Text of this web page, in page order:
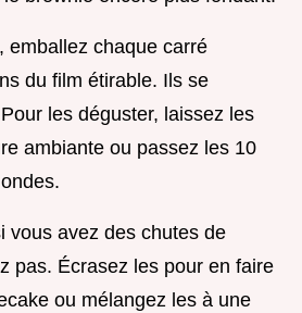
emballez chaque carré
du film étirable. Ils se
les déguster, laissez les
ambiante ou passez les 10
vous avez des chutes de
pas. Écrasez les pour en faire
ou mélangez les à une